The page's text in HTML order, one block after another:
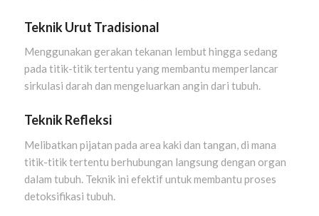
Teknik Urut Tradisional
Menggunakan gerakan tekanan lembut hingga sedang
pada titik-titik tertentu yang membantu memperlancar
sirkulasi darah dan mengeluarkan angin dari tubuh.
Teknik Refleksi
Melibatkan pijatan pada area kaki dan tangan, di mana
titik-titik tertentu berhubungan langsung dengan organ
dalam tubuh. Teknik ini efektif untuk membantu proses
detoksifikasi tubuh.